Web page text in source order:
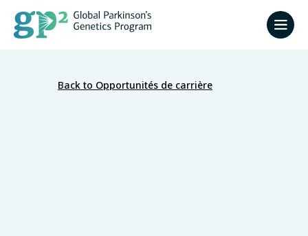
Back to Opportunités de carrière